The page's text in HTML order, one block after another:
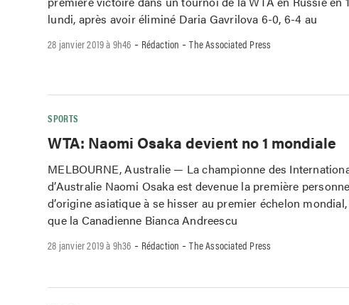
lundi, après avoir éliminé Daria Gavrilova 6-0, 6-4 au
28 janvier 2019 à 9h46 - Rédaction -The Associated Press
SPORTS
WTA: Naomi Osaka devient no 1 mondiale
MELBOURNE, Australie — La championne des
d’Australie Naomi Osaka est devenue la première personne
d’origine asiatique à se hisser au premier échelon
que la Canadienne Bianca Andreescu
28 janvier 2019 à 9h36 - Rédaction -The Associated Press